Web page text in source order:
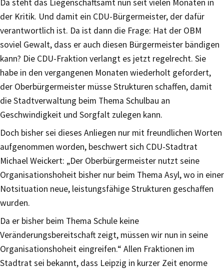
Da steht das Liegenschaftsamt nun seit vielen Monaten in
der Kritik. Und damit ein CDU-Bürgermeister, der dafür
verantwortlich ist. Da ist dann die Frage: Hat der OBM
soviel Gewalt, dass er auch diesen Bürgermeister bändigen
kann? Die CDU-Fraktion verlangt es jetzt regelrecht. Sie
habe in den vergangenen Monaten wiederholt gefordert,
der Oberbürgermeister müsse Strukturen schaffen, damit
die Stadtverwaltung beim Thema Schulbau an
Geschwindigkeit und Sorgfalt zulegen kann.
Doch bisher sei dieses Anliegen nur mit freundlichen Worten
aufgenommen worden, beschwert sich CDU-Stadtrat
Michael Weickert: „Der Oberbürgermeister nutzt seine
Organisationshoheit bisher nur beim Thema Asyl, wo in einer
Notsituation neue, leistungsfähige Strukturen geschaffen
wurden.
Da er bisher beim Thema Schule keine
Veränderungsbereitschaft zeigt, müssen wir nun in seine
Organisationshoheit eingreifen.“ Allen Fraktionen im
Stadtrat sei bekannt, dass Leipzig in kurzer Zeit enorme